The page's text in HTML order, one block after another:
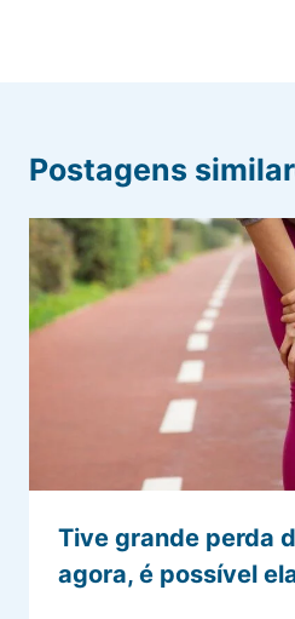
Postagens
Tive grande perda
agora, é possível